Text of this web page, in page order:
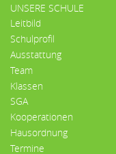
UNSERE SCHULE
Leitbild
Schulprofil
Ausstattung
Team
Klassen
SGA
Kooperationen
Hausordnung
Termine